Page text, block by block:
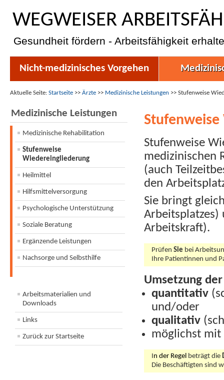
WEGWEISER
Gesundheit fördern - Arbeitsfähigkeit
Nicht-medizinisches Vorgehen
Aktuelle Seite: Startseite >> Ärzte >> Medizinische Leistungen >> Stufenweise
Medizinische Leistungen
Medizinische Rehabilitation
Stufenweise
Wiedereingliederung
Heilmittel
Hilfsmittelversorgung
Psychologische Unterstützung
Soziale Beratung
Ergänzende Leistungen
Nachsorge und Selbsthilfe
Arbeitsmaterialien und
Downloads
Links
Zurück zur Startseite
Stufenweise
medizinischen
(auch
den
Sie bringt
Arbeitskraft).
PrüfenSie bei
Ihre Patientinnen und
Umsetzung
quantitativ
und/oder
qualitativ
möglichst mit
In der Regel beträgt die
Die Beschäftigten sind